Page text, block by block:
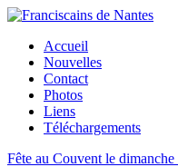
Accueil
Nouvelles
Contact
Photos
Liens
Téléchargements
Fête au Couvent le